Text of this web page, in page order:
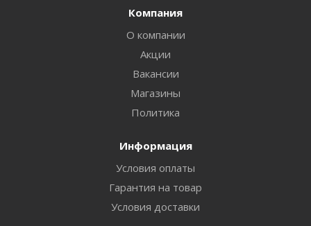
Компания
О компании
Акции
Вакансии
Магазины
Политика
Информация
Условия оплаты
Гарантия на товар
Условия доставки